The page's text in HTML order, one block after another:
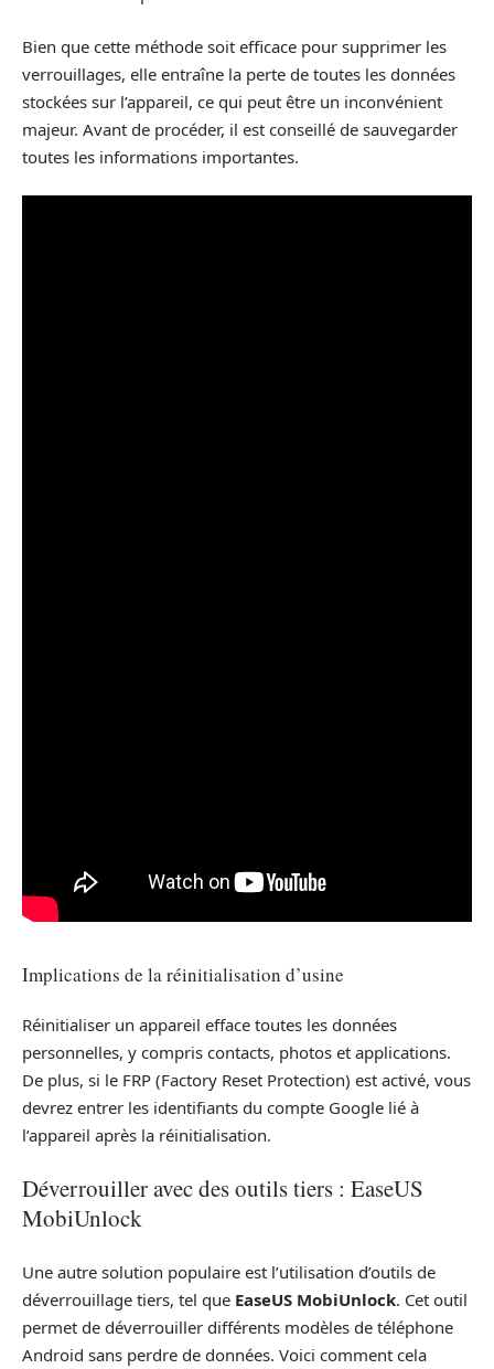
Bien que cette méthode soit efficace pour supprimer les
verrouillages, elle entraîne la perte de toutes les données
stockées sur l’appareil, ce qui peut être un inconvénient
majeur. Avant de procéder, il est conseillé de sauvegarder
toutes les informations importantes.
Implications de la réinitialisation d’usine
Réinitialiser un appareil efface toutes les données
personnelles, y compris contacts, photos et applications.
De plus, si le FRP (Factory Reset Protection) est activé, vous
devrez entrer les identifiants du compte Google lié à
l’appareil après la réinitialisation.
Déverrouiller avec des outils tiers : EaseUS
MobiUnlock
Une autre solution populaire est l’utilisation d’outils de
déverrouillage tiers, tel que EaseUS MobiUnlock. Cet outil
permet de déverrouiller différents modèles de téléphone
Android sans perdre de données. Voici comment cela